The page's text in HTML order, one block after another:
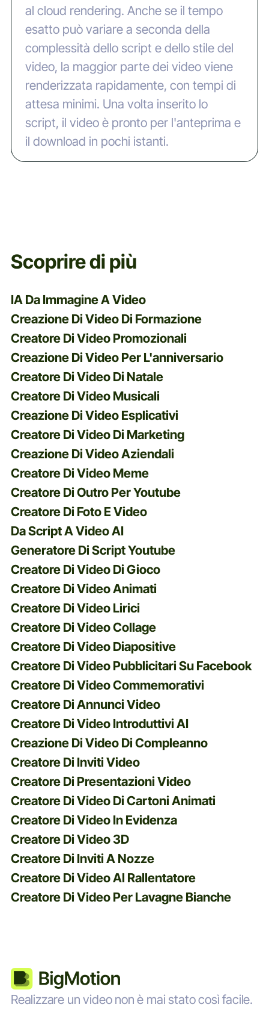
al cloud rendering. Anche se il tempo
esatto può variare a seconda della
complessità dello script e dello stile del
video, la maggior parte dei video viene
renderizzata rapidamente, con tempi di
attesa minimi. Una volta inserito lo
script, il video è pronto per l'anteprima e
il download in pochi istanti.
Scoprire di più
IA Da Immagine A Video
Creazione Di Video Di Formazione
Creatore Di Video Promozionali
Creazione Di Video Per L'anniversario
Creatore Di Video Di Natale
Creatore Di Video Musicali
Creazione Di Video Esplicativi
Creatore Di Video Di Marketing
Creazione Di Video Aziendali
Creatore Di Video Meme
Creatore Di Outro Per Youtube
Creatore Di Foto E Video
Da Script A Video AI
Generatore Di Script Youtube
Creatore Di Video Di Gioco
Creatore Di Video Animati
Creatore Di Video Lirici
Creatore Di Video Collage
Creatore Di Video Diapositive
Creatore Di Video Pubblicitari Su Facebook
Creatore Di Video Commemorativi
Creatore Di Annunci Video
Creatore Di Video Introduttivi AI
Creazione Di Video Di Compleanno
Creatore Di Inviti Video
Creatore Di Presentazioni Video
Creatore Di Video Di Cartoni Animati
Creatore Di Video In Evidenza
Creatore Di Video 3D
Creatore Di Inviti A Nozze
Creatore Di Video Al Rallentatore
Creatore Di Video Per Lavagne Bianche
Realizzare un video non è mai stato così facile.